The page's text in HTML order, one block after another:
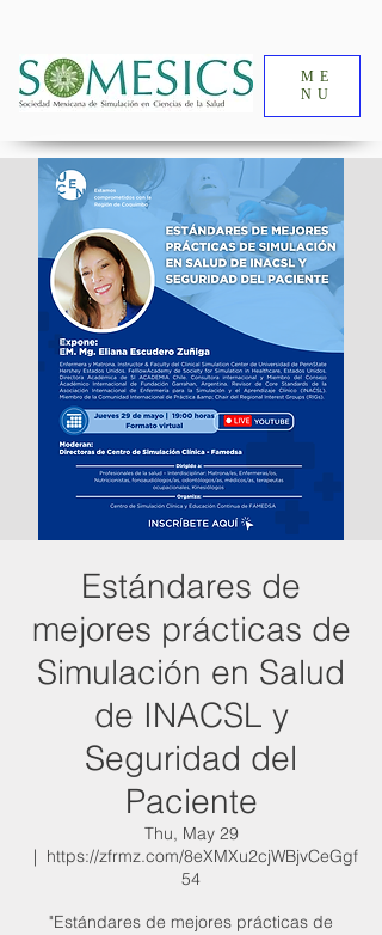
ME
NU
Estándares de
mejores prácticas de
Simulación en Salud
de INACSL y
Seguridad del
Paciente
Thu, May 29
  |
https://zfrmz.com/8eXMXu2cjWBjvCeGgf
54
"Estándares de mejores prácticas de